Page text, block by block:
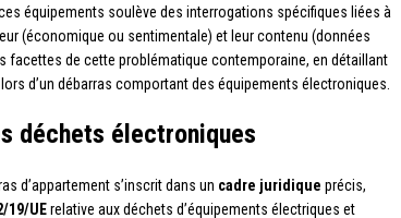
équipements soulève des interrogations spécifiques liées à
(économique ou sentimentale) et leur contenu (données
facettes de cette problématique contemporaine, en détaillant
d’un débarras comportant des équipements électroniques.
déchets électroniques
d’appartement s’inscrit dans un cadre juridique précis,
19/UErelative aux déchets d’équipements électriques et